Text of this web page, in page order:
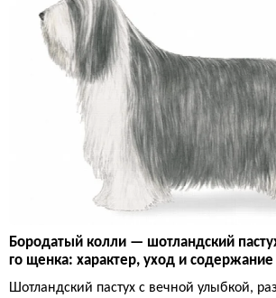
Бородатый колли — шотландский
го щенка: характер, уход и содержание
Шотландский пастух с вечной улыбкой,